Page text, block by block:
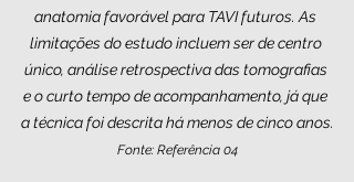
anatomia favorável para TAVI futuros. As
limitações do estudo incluem ser de centro
único, análise retrospectiva das tomografias
e o curto tempo de acompanhamento, já que
a técnica foi descrita há menos de cinco anos.
Fonte: Referência 04